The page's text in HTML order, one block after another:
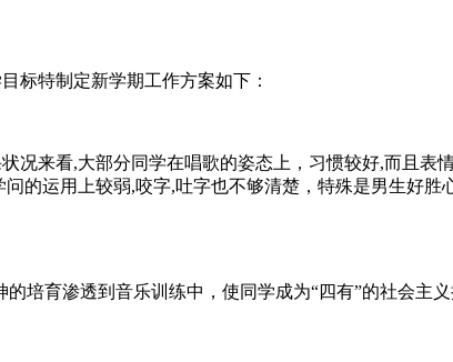
标特制定新学期工作方案如下：
况来看,大部分同学在唱歌的姿态上，习惯较好,而且表
的运用上较弱,咬字,吐字也不够清楚，特殊是男生好
培育渗透到音乐训练中，使同学成为“四有”的社会主义